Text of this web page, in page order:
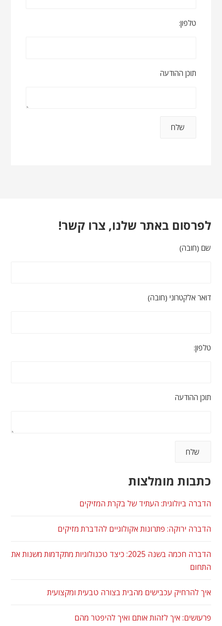
טלפון:
תוכן ההודעה
לפרסום באתר שלנו, צרו קשר!
שם (חובה)
דואר אלקטרוני (חובה)
טלפון:
תוכן ההודעה
כתבות מומלצות
הדברה ביולוגית: העתיד של בקרת המזיקים
הדברה ירוקה: פתרונות אקולוגיים להדברת מזיקים
הדברה חכמה בשנה 2025: כיצד טכנולוגיות מתקדמות משנות את
התחום
איך להרחיק עכבישים מהבית בצורה טבעית ומקצועית
פרעושים: איך לזהות אותם ואיך להיפטר מהם